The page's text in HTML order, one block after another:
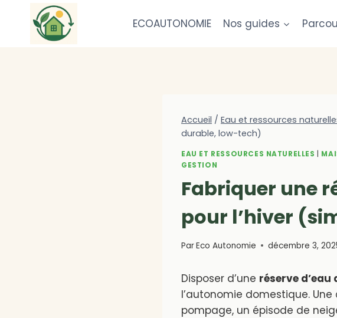
contenu
ECOAUTONOMIE Nos guides
Accueil / Eau et ressources
durable, low-tech)
EAU ET RESSOURCES NATURELLES
GESTION
Fabriquer une
pour l’hiver
ParEco Autonomie décembre 3,
Disposer d’une réserve d’eau
l’autonomie domestique.
pompage, un épisode de